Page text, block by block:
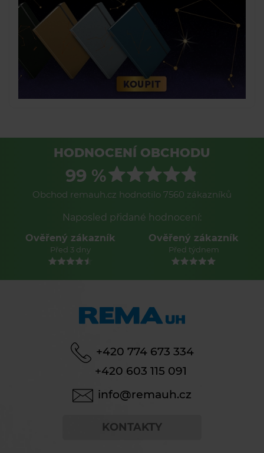
HODNOCENÍ OBCHODU
99 %
Obchod remauh.cz hodnotilo 7560 zákazníků
Naposled přidané hodnocení:
Ověřený zákazník
Před týdnem
Ověřený zákazník
Před týdnem
+420 774 673 334
+420 603 115 091
info@remauh.cz
KONTAKTY